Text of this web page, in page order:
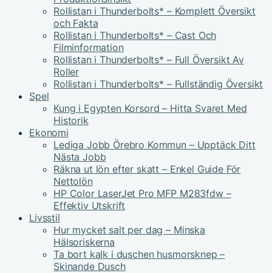
Rollistan i Thunderbolts* – Komplett Översikt
och Fakta
Rollistan i Thunderbolts* – Cast Och
Filminformation
Rollistan i Thunderbolts* – Full Översikt Av
Roller
Rollistan i Thunderbolts* – Fullständig Översikt
Spel
Kung i Egypten Korsord – Hitta Svaret Med
Historik
Ekonomi
Lediga Jobb Örebro Kommun – Upptäck Ditt
Nästa Jobb
Räkna ut lön efter skatt – Enkel Guide För
Nettolön
HP Color LaserJet Pro MFP M283fdw –
Effektiv Utskrift
Livsstil
Hur mycket salt per dag – Minska
Hälsoriskerna
Ta bort kalk i duschen husmorsknep –
Skinande Dusch